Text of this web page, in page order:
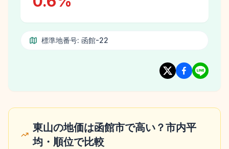
標準地番号: 函館-22
東山の地価は函館市で高い？市内平
均・順位で比較